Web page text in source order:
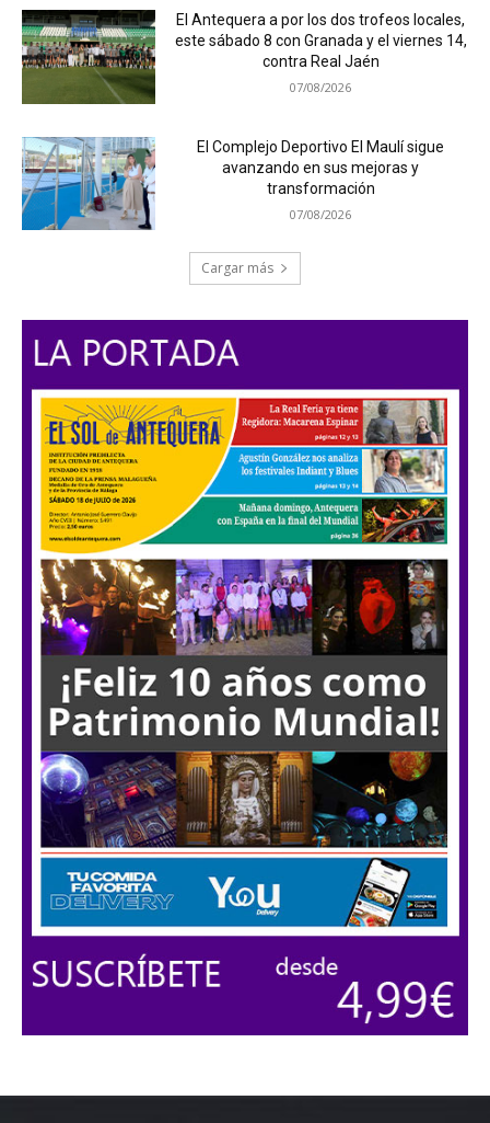
El Antequera a por los dos trofeos locales,
este sábado 8 con Granada y el viernes 14,
contra Real Jaén
07/08/2026
El Complejo Deportivo El Maulí sigue
avanzando en sus mejoras y
transformación
07/08/2026
Cargar más